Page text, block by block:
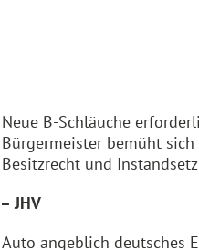
Neue B-Schläuche
Bürgermeister bemüht
Besitzrecht und
JHV
Auto angeblich deutsches